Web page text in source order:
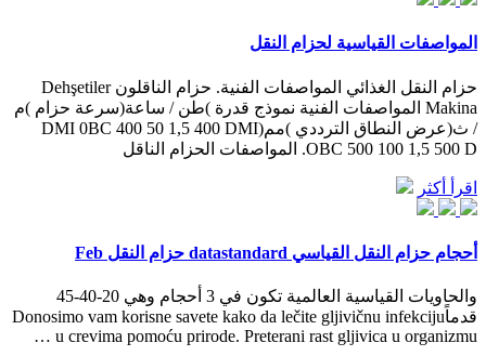
المواصفات القياسية لحزام النقل
حزام النقل الغذائي المواصفات الفنية. حزام الناقلون Dehşetiler
Makina المواصفات الفنية نموذج قدرة )طن / ساعة(سرعة حزام )م
/ ث(عرض النطاق الترددي )مم(DMI 0BC 400 50 1,5 400 DMI
OBC 500 100 1,5 500 D. المواصفات الحزام الناقل
اقرأ أكثر
أحجام حزام النقل القياسي datastandard حزام النقل Feb
والحاويات القياسية العالمية تكون في 3 أحجام وهي 20-40-45
قدماًDonosimo vam korisne savete kako da lečite gljivičnu infekciju
u crevima pomoću prirode. Preterani rast gljivica u organizmu …